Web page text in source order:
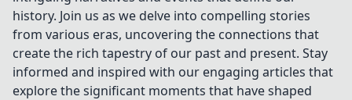
history. Join us as we delve into compelling stories
from various eras, uncovering the connections that
create the rich tapestry of our past and present. Stay
informed and inspired with our engaging articles that
explore the significant moments that have shaped